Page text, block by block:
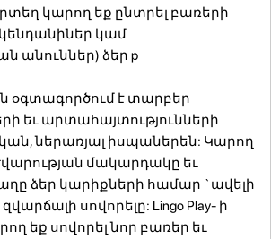
կարող եք ընտրել բառերի
կամ
անուններ) ձեր p
օգտագործում է տարբեր
եւ արտահայտությունների
ներառյալ իսպաներեն: Կարող
մակարդակը եւ
ձեր կարիքների համար `ավելի
սովորելը: Lingo Play- ի
եք սովորել նոր բառեր եւ